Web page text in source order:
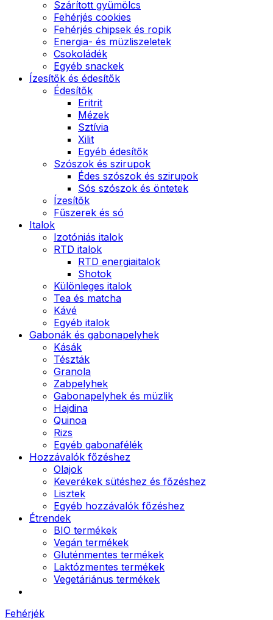
Szárított gyümölcs
Fehérjés cookies
Fehérjés chipsek és ropik
Energia- és müzliszeletek
Csokoládék
Egyéb snackek
Ízesítők és édesítők
Édesítők
Eritrit
Mézek
Sztívia
Xilit
Egyéb édesítők
Szószok és szirupok
Édes szószok és szirupok
Sós szószok és öntetek
Ízesítők
Fűszerek és só
Italok
Izotóniás italok
RTD italok
RTD energiaitalok
Shotok
Különleges italok
Tea és matcha
Kávé
Egyéb italok
Gabonák és gabonapelyhek
Kásák
Tészták
Granola
Zabpelyhek
Gabonapelyhek és müzlik
Hajdina
Quinoa
Rizs
Egyéb gabonafélék
Hozzávalók főzéshez
Olajok
Keverékek sütéshez és főzéshez
Lisztek
Egyéb hozzávalók főzéshez
Étrendek
BIO termékek
Vegán termékek
Gluténmentes termékek
Laktózmentes termékek
Vegetáriánus termékek
Fehérjék